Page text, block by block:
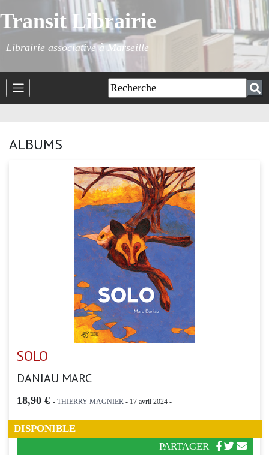
Transit Librairie
Librairie associative à Marseille
ALBUMS
SOLO
DANIAU MARC
18,90 € - THIERRY MAGNIER - 17 avril 2024 -
DISPONIBLE
PARTAGER